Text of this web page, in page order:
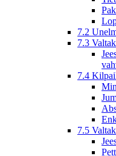
7.2
7.3
7.4
7.5